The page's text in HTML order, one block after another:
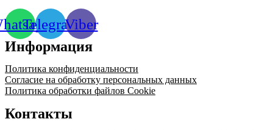
Ду
80
TelegramViber
Информация
Политика конфиденциальности
Согласие на обработку персональных данных
Политика обработки файлов Cookie
Контакты